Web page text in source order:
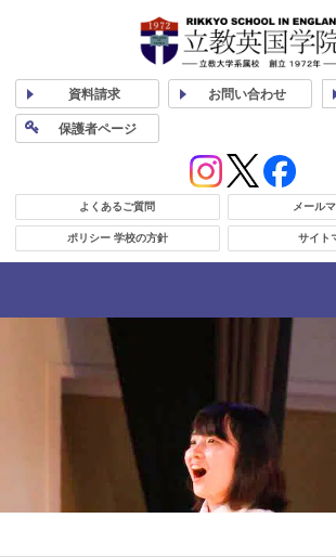
資料請求 お問い合わせ
保護者ページ
よくあるご質問 メール
ポリシー 学校の方針 サイト